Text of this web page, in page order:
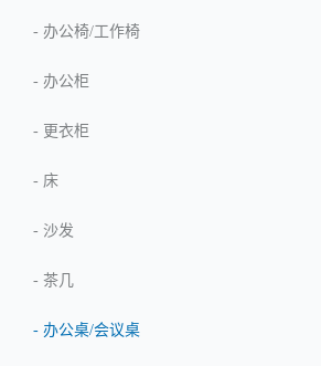
- 办公椅/工作椅
- 办公柜
- 更衣柜
- 床
- 沙发
- 茶几
- 办公桌/会议桌